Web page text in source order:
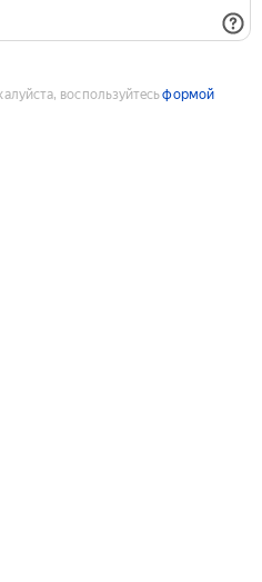
воспользуйтесьформой